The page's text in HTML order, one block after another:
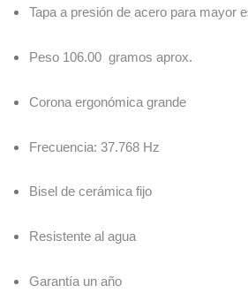
Tapa a presión de acero para mayor
Peso 106.00 gramos aprox.
Corona ergonómica grande
Frecuencia: 37.768 Hz
Bisel de cerámica fijo
Resistente al agua
Garantía un año